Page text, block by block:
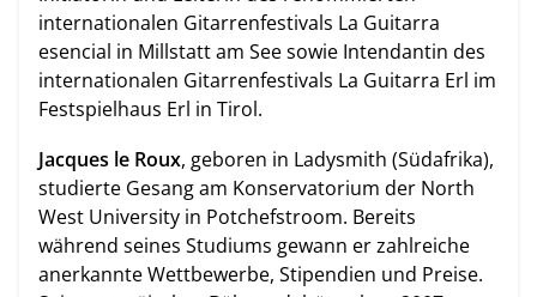
internationalen Gitarrenfestivals La Guitarra
esencial in Millstatt am See sowie Intendantin des
internationalen Gitarrenfestivals La Guitarra Erl im
Festspielhaus Erl in Tirol.
Jacques le Roux, geboren in Ladysmith (Südafrika),
studierte Gesang am Konservatorium der North
West University in Potchefstroom. Bereits
während seines Studiums gewann er zahlreiche
anerkannte Wettbewerbe, Stipendien und Preise.